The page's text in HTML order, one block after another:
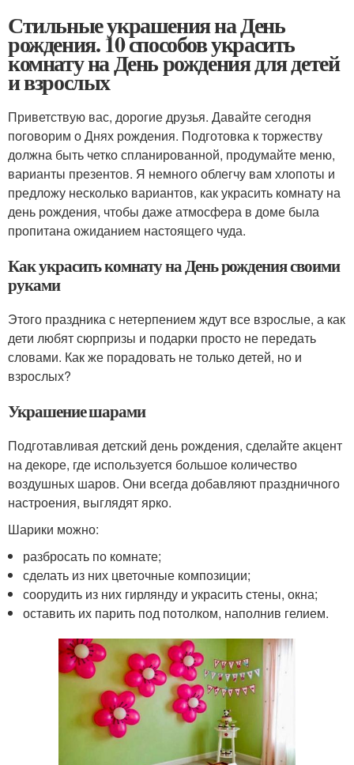
Стильные украшения на День
рождения. 10 способов украсить
комнату на День рождения для детей
и взрослых
Приветствую вас, дорогие друзья. Давайте сегодня
поговорим о Днях рождения. Подготовка к торжеству
должна быть четко спланированной, продумайте меню,
варианты презентов. Я немного облегчу вам хлопоты и
предложу несколько вариантов, как украсить комнату на
день рождения, чтобы даже атмосфера в доме была
пропитана ожиданием настоящего чуда.
Как украсить комнату на День рождения своими
руками
Этого праздника с нетерпением ждут все взрослые, а как
дети любят сюрпризы и подарки просто не передать
словами. Как же порадовать не только детей, но и
взрослых?
Украшение шарами
Подготавливая детский день рождения, сделайте акцент
на декоре, где используется большое количество
воздушных шаров. Они всегда добавляют праздничного
настроения, выглядят ярко.
Шарики можно:
разбросать по комнате;
сделать из них цветочные композиции;
соорудить из них гирлянду и украсить стены, окна;
оставить их парить под потолком, наполнив гелием.